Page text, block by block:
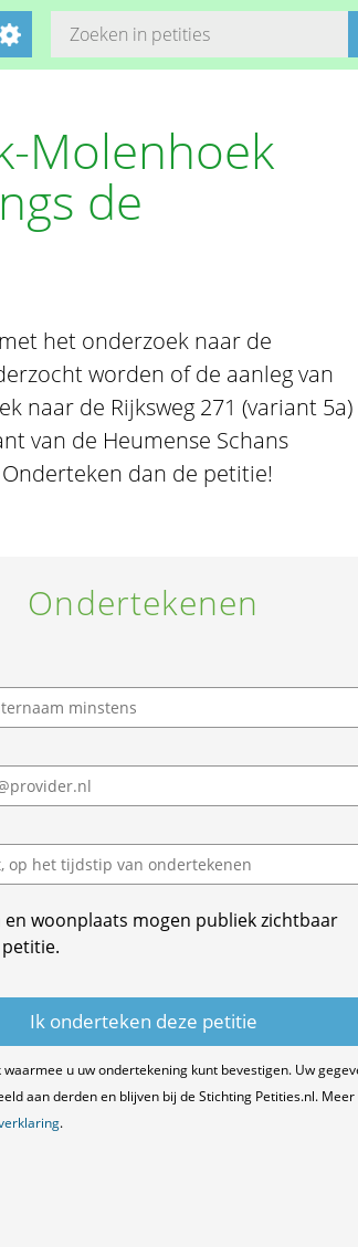
Molenhoek
de
het onderzoek naar de
worden of de aanleg van
naar de Rijksweg 271 (variant 5a)
van de Heumense Schans
dan de petitie!
Ondertekenen
en woonplaats mogen publiek zichtbaar
u uw ondertekening kunt bevestigen. Uw
aan derden en blijven bij de Stichting Petities.nl.
.